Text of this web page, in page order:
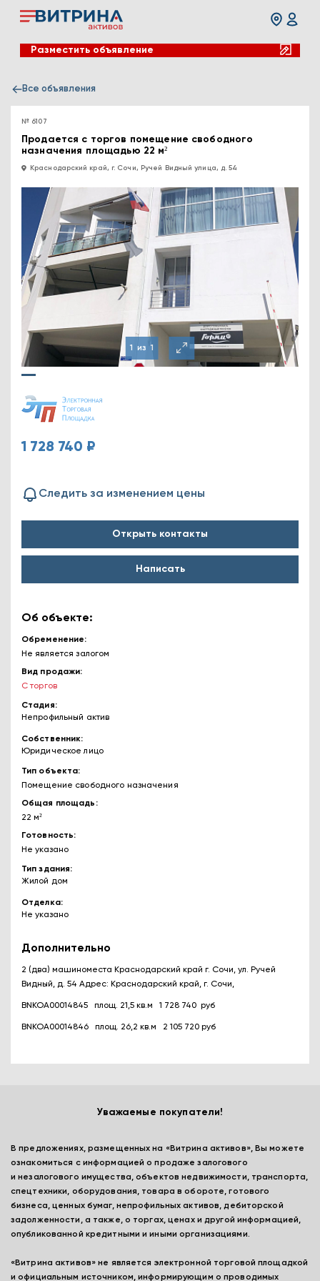
Разместить объявление
Все объявления
№ 6107
Продается с торгов помещение свободного
назначения площадью 22 м²
Краснодарский край, г. Сочи, Ручей Видный улица, д. 54
1 из1
1 728 740 ₽
Следить за изменением цены
Открыть контакты
Написать
Об объекте:
Обременение
Не является залогом
Вид продажи
С торгов
Стадия
Непрофильный актив
Собственник
Юридическое лицо
Тип объекта
Помещение свободного назначения
Общая площадь
22 м²
Готовность
Не указано
Тип здания
Жилой дом
Отделка
Не указано
Дополнительно
2 (два) машиноместа Краснодарский край г. Сочи, ул. Ручей
Видный, д. 54 Адрес: Краснодарский край, г. Сочи,
BNKOA00014845 площ. 21,5 кв.м 1 728 740 руб
BNKOA00014846 площ. 26,2 кв.м 2 105 720 руб
Уважаемые покупатели!
В предложениях, размещенных на «Витрина активов», Вы можете
ознакомиться с информацией о продаже залогового
и незалогового имущества, объектов недвижимости, транспорта,
спецтехники, оборудования, товара в обороте, готового
бизнеса, ценных бумаг, непрофильных активов, дебиторской
задолженности, а также, о торгах, ценах и другой информацией,
опубликованной кредитными и иными организациями.
«Витрина активов» не является электронной торговой площадкой
и официальным источником, информирующим о проводимых